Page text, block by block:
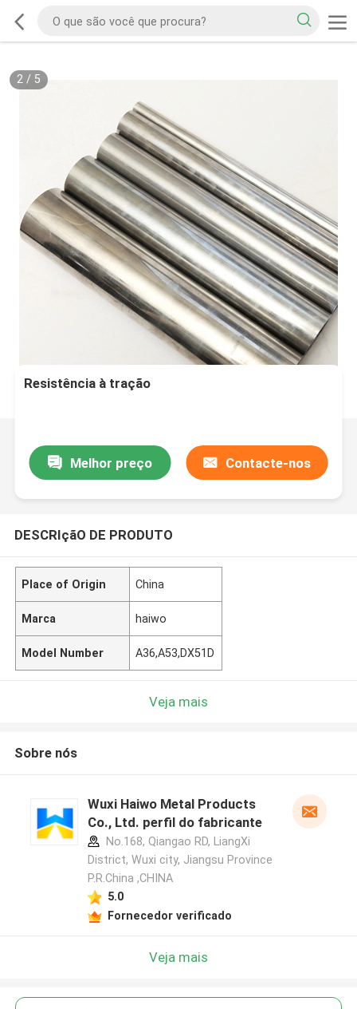
2/ 5
Resistência à tração
Melhor preço Contacte-nos
DESCRIçãO DE PRODUTO
Place of Origin China
Marca haiwo
Model Number A36,A53,DX51D
Veja mais
Sobre nós
Wuxi Haiwo Metal Products
Co., Ltd. perfil do fabricante
No.168, Qiangao RD, LiangXi
District, Wuxi city, Jiangsu Province
P.R.China ,CHINA
5.0
Fornecedor verificado
Veja mais